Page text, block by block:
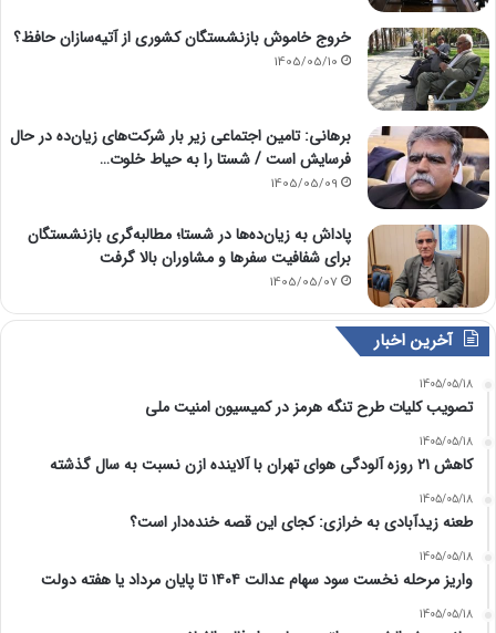
خروج خاموش بازنشستگان کشوری از آتیه‌سازان حافظ؟
1405/05/10
برهانی: تامین اجتماعی زیر بار شرکت‌های زیان‌ده در حال
فرسایش است / شستا را به حیاط خلوت…
1405/05/09
پاداش به زیان‌ده‌ها در شستا؛ مطالبه‌گری بازنشستگان
برای شفافیت سفرها و مشاوران بالا گرفت
1405/05/07
آخرین اخبار
1405/05/18
تصویب کلیات طرح تنگه هرمز در کمیسیون امنیت ملی
1405/05/18
کاهش ۲۱ روزه آلودگی هوای تهران با آلاینده ازن نسبت به سال گذشته
1405/05/18
طعنه زیدآبادی به خرازی: کجای این قصه خنده‌دار است؟
1405/05/18
واریز مرحله نخست سود سهام عدالت ۱۴۰۴ تا پایان مرداد یا هفته دولت
1405/05/18